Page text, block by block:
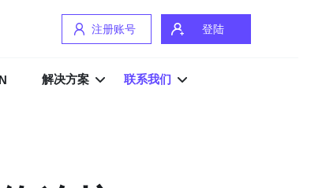
注册账号 登陆
解决方案 联系我们